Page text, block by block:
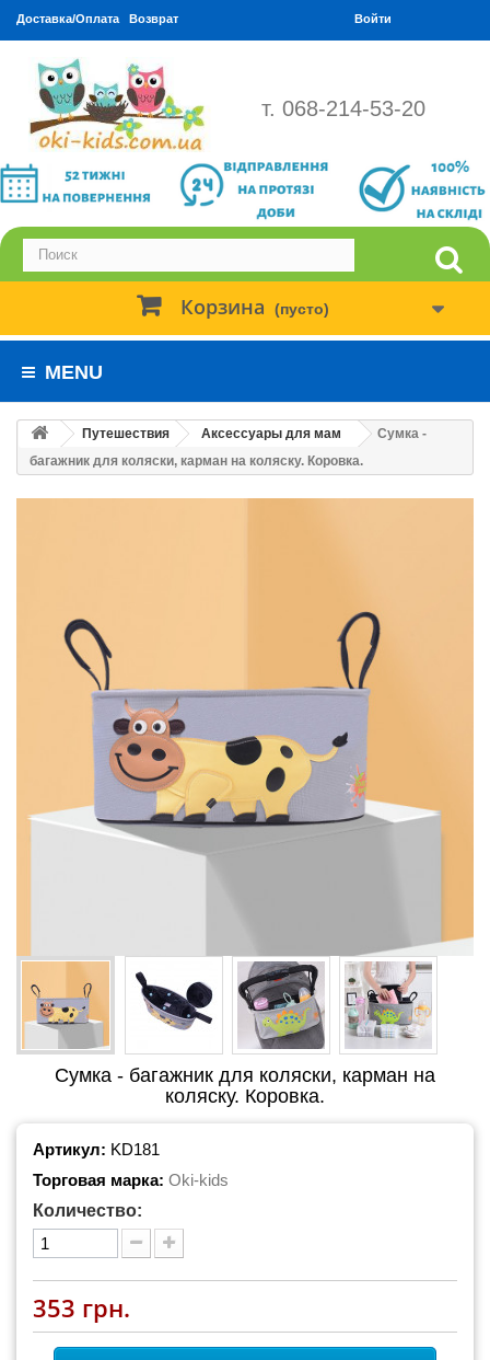
Доставка/Оплата Возврат Войти
т. 068-214-53-20
Корзина (пусто)
MENU
Путешествия Аксессуары для мам
Сумка -
багажник для коляски, карман на коляску. Коровка.
Сумка - багажник для коляски, карман на
коляску. Коровка.
Артикул: KD181
Торговая марка: Oki-kids
Количество:
353 грн.